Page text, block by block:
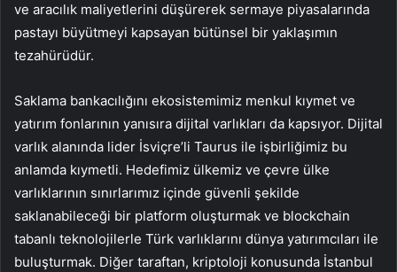
ve aracılık maliyetlerini düşürerek sermaye piyasalarında
pastayı büyütmeyi kapsayan bütünsel bir yaklaşımın
tezahürüdür.
Saklama bankacılığını ekosistemimiz menkul kıymet ve
yatırım fonlarının yanısıra dijital varlıkları da kapsıyor. Dijital
varlık alanında lider İsviçre’li Taurus ile işbirliğimiz bu
anlamda kıymetli. Hedefimiz ülkemiz ve çevre ülke
varlıklarının sınırlarımız içinde güvenli şekilde
saklanabileceği bir platform oluşturmak ve blockchain
tabanlı teknolojilerle Türk varlıklarını dünya yatırımcıları ile
buluşturmak. Diğer taraftan, kriptoloji konusunda İstanbul